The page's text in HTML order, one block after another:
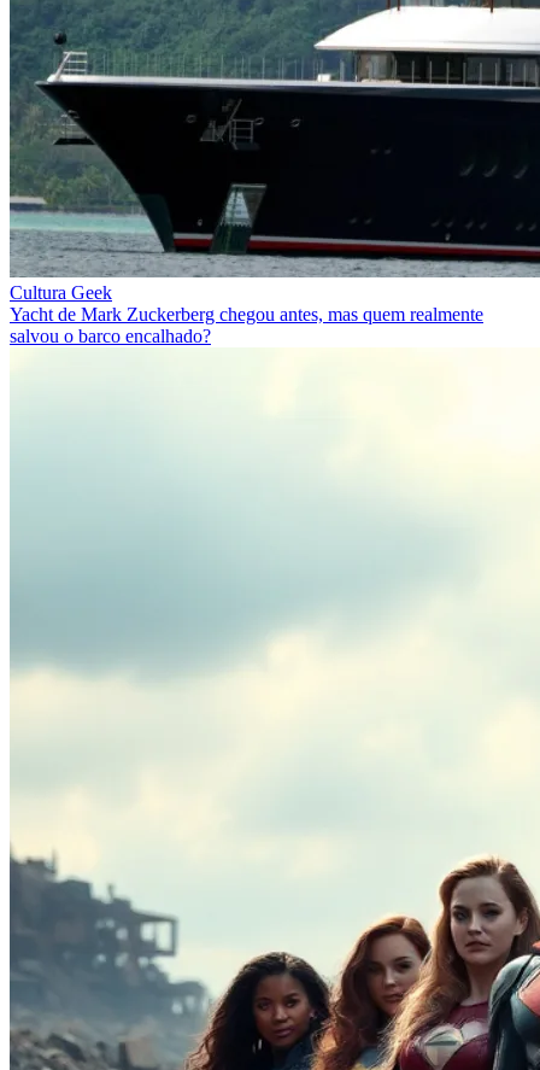
Cultura Geek
Yacht de Mark Zuckerberg chegou antes, mas quem realmente
salvou o barco encalhado?